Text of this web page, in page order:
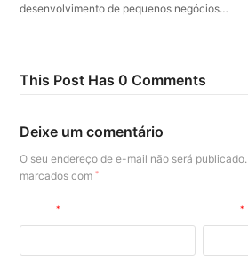
desenvolvimento de pequenos negócios…
This Post Has 0 Comments
Deixe um comentário
O seu endereço de e-mail não será publicado.
marcados com*
Nome* E-mail*